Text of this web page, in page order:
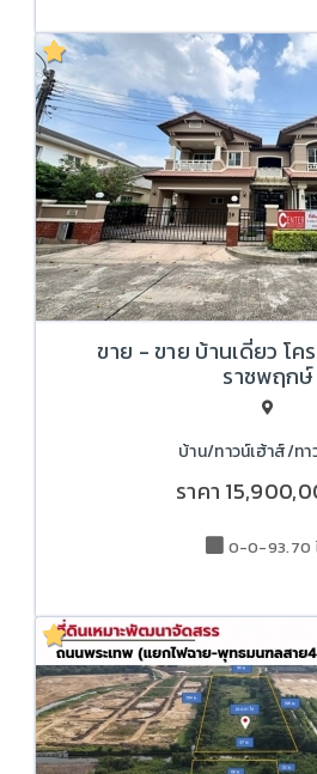
ขาย - ขาย บ้านเดี่ยว โ
ราชพฤกษ์
บ้าน/ทาวน์เฮ้าส์/ทา
ราคา
0-0-93.70